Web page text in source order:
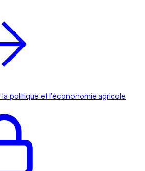
la politique et l'écononomie agricole